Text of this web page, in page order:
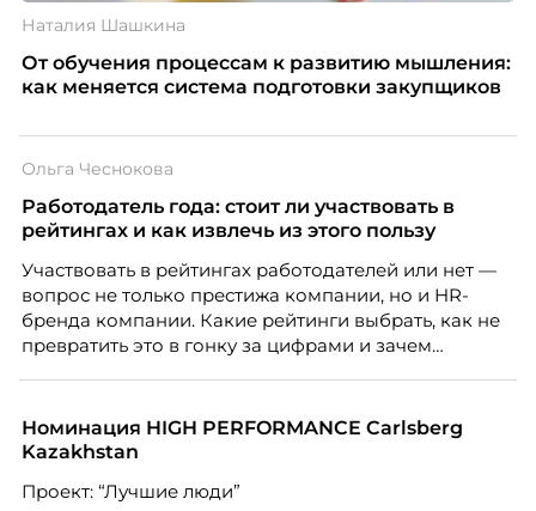
Наталия Шашкина
От обучения процессам к развитию мышления:
как меняется система подготовки закупщиков
Ольга Чеснокова
Работодатель года: стоит ли участвовать в
рейтингах и как извлечь из этого пользу
Участвовать в рейтингах работодателей или нет —
вопрос не только престижа компании, но и HR-
бренда компании. Какие рейтинги выбрать, как не
превратить это в гонку за цифрами и зачем
Чеснокова, HR-директор Right line.
Номинация HIGH PERFORMANCE Carlsberg
Kazakhstan
Проект: “Лучшие люди”